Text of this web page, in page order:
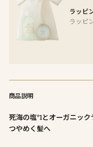
ラッピ
ラッピ
を
ー
ト
商品説明
死海の塩*1とオーガニック
つやめく髪へ